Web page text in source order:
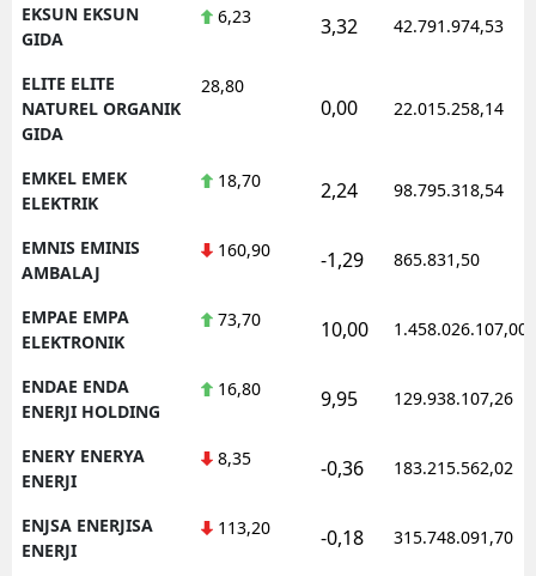
EKSUN EKSUN
GIDA
6,23 3,32 42.791.974,53
ELITE ELITE
NATUREL ORGANIK
GIDA
28,80
0,00 22.015.258,14
EMKEL EMEK
ELEKTRIK
18,70 2,24 98.795.318,54
EMNIS EMINIS
AMBALAJ
160,90 -1,29 865.831,50
EMPAE EMPA
ELEKTRONIK
73,70 10,00 1.458.026.107,00
ENDAE ENDA
ENERJI HOLDING
16,80 9,95 129.938.107,26
ENERY ENERYA
ENERJI
8,35 -0,36 183.215.562,02
ENJSA ENERJISA
ENERJI
113,20 -0,18 315.748.091,70